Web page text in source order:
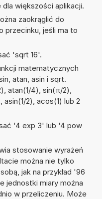
większości aplikacji.
zaokrąglić do
przecinku, jeśli ma to
'sqrt 16'.
matematycznych
atan, asin i sqrt.
atan(1/4), sin(π/2),
2), acos(1) lub 2
'4 exp 3' lub '4 pow
stosowanie wyrażeń
można nie tylko
jak na przykład '96
jednostki miary można
w przeliczeniu. Może